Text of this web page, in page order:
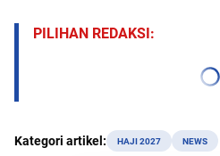
PILIHAN REDAKSI:
Kategori artikel: HAJI 2027 NEWS